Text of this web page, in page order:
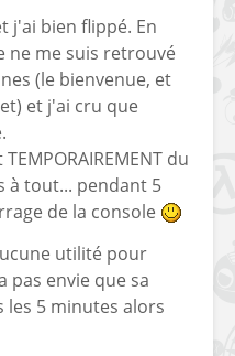
j'ai bien flippé. En
ne me suis retrouvé
(le bienvenue, et
et j'ai cru que
du
à tout... pendant 5
de la console
utilité pour
envie que sa
5 minutes alors